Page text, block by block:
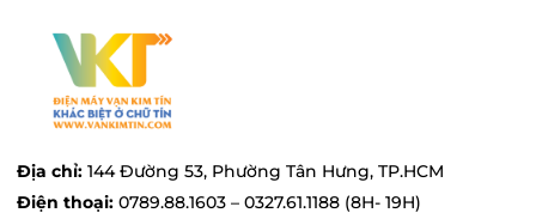
truy cập vào vankimtin.com nha!
Địa chỉ: 144 Đường 53, Phường Tân Hưng, TP.HCM
Điện thoại: 0789.88.1603 – 0327.61.1188 (8H- 19H)